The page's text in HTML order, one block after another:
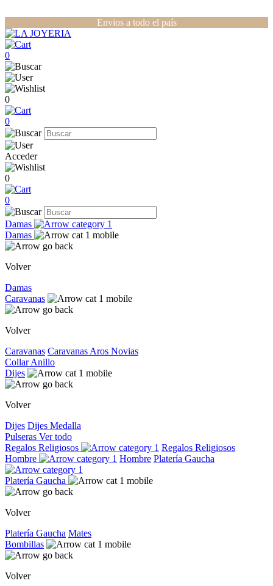
Envios a todo el país
0
0
0
Acceder
0
0
Damas
Damas
Volver
Damas
Caravanas
Volver
Caravanas Caravanas Aros Novias
CollarAnillo
Dijes
Volver
Dijes Dijes Medalla
Pulseras Ver todo
Regalos Religiosos
Regalos Religiosos
Hombre
Hombre Platería Gaucha
Platería Gaucha
Volver
Platería Gaucha Mates
Bombillas
Volver